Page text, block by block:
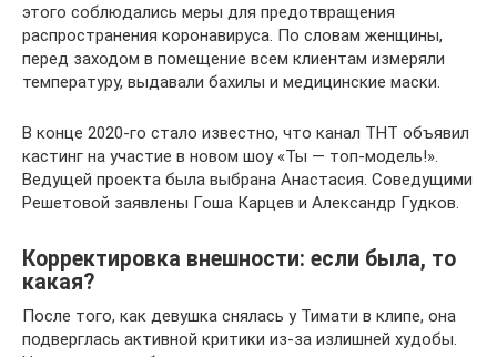
этого соблюдались меры для предотвращения
распространения коронавируса. По словам женщины,
перед заходом в помещение всем клиентам измеряли
температуру, выдавали бахилы и медицинские маски.
В конце 2020-го стало известно, что канал ТНТ объявил
кастинг на участие в новом шоу «Ты — топ-модель!».
Ведущей проекта была выбрана Анастасия. Соведущими
Решетовой заявлены Гоша Карцев и Александр Гудков.
Корректировка внешности: если была, то
какая?
После того, как девушка снялась у Тимати в клипе, она
подверглась активной критики из-за излишней худобы.